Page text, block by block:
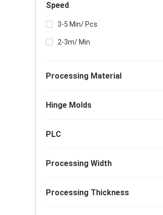
Speed
3-5 Min/ Pcs
2-3m/ Min
Processing Material
Hinge Molds
PLC
Processing Width
Processing Thickness